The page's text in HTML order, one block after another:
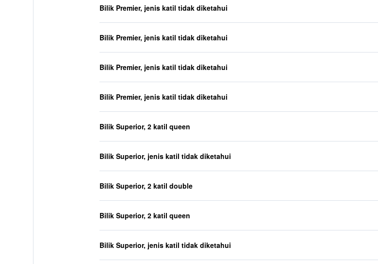
Bilik Premier, jenis katil tidak diketahui
Bilik Premier, jenis katil tidak diketahui
Bilik Premier, jenis katil tidak diketahui
Bilik Premier, jenis katil tidak diketahui
Bilik Superior, 2 katil queen
Bilik Superior, jenis katil tidak diketahui
Bilik Superior, 2 katil double
Bilik Superior, 2 katil queen
Bilik Superior, jenis katil tidak diketahui